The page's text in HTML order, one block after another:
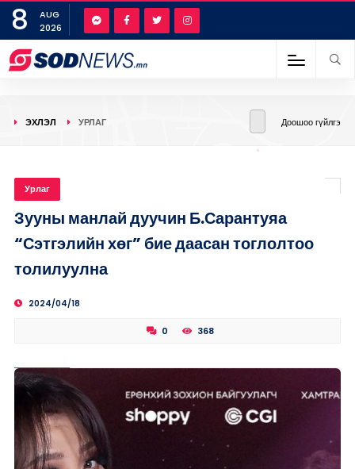
8
AUG
2026
ЭХЛЭЛ УРЛАГ Доошоо гүйлгэ
Урлаг
Зууны манлай дуучин Б.Сарантуяа
“Сэтгэлийн хөг” бие даасан тоглолтоо
толилуулна
2024/04/18
0 368